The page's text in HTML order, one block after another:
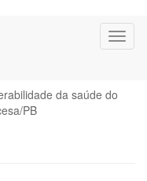
da saúde do
PB